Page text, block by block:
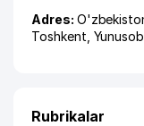
Adres:
Toshkent
Rubrikalar